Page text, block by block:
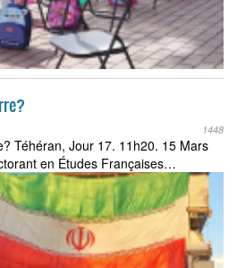
1448
Téhéran, Jour 17. 11h20. 15 Mars
en Études Françaises…